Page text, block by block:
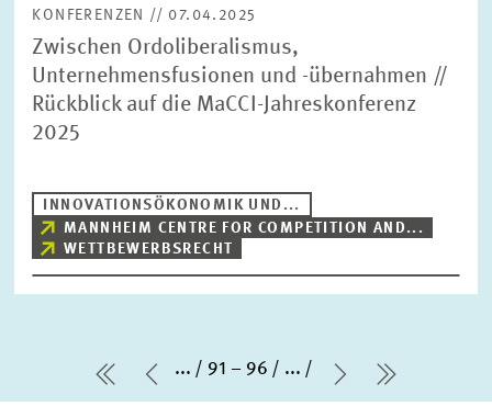
KONFERENZEN // 07.04.2025
Zwischen Ordoliberalismus,
Unternehmensfusionen und -übernahmen //
Rückblick auf die MaCCI-Jahreskonferenz
2025
INNOVATIONSÖKONOMIK UND...
MANNHEIM CENTRE FOR COMPETITION AND...
WETTBEWERBSRECHT
erste Seite
Vorherige Seite
... 91 – 96 ...
Nächste
letzte